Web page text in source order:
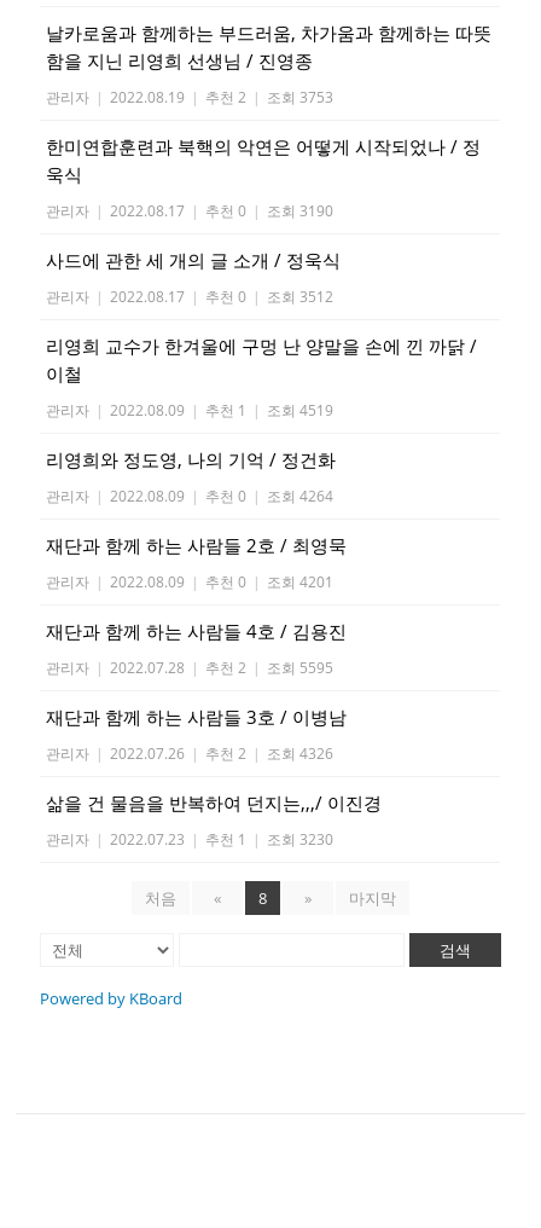
날카로움과 함께하는 부드러움, 차가움과 함께하는 따뜻
함을 지닌 리영희 선생님 / 진영종
관리자 | 2022.08.19 | 추천 2 | 조회 3753
한미연합훈련과 북핵의 악연은 어떻게 시작되었나 / 정
욱식
관리자 | 2022.08.17 | 추천 0 | 조회 3190
사드에 관한 세 개의 글 소개 / 정욱식
관리자 | 2022.08.17 | 추천 0 | 조회 3512
리영희 교수가 한겨울에 구멍 난 양말을 손에 낀 까닭 /
이철
관리자 | 2022.08.09 | 추천 1 | 조회 4519
리영희와 정도영, 나의 기억 / 정건화
관리자 | 2022.08.09 | 추천 0 | 조회 4264
재단과 함께 하는 사람들 2호 / 최영묵
관리자 | 2022.08.09 | 추천 0 | 조회 4201
재단과 함께 하는 사람들 4호 / 김용진
관리자 | 2022.07.28 | 추천 2 | 조회 5595
재단과 함께 하는 사람들 3호 / 이병남
관리자 | 2022.07.26 | 추천 2 | 조회 4326
삶을 건 물음을 반복하여 던지는,,,/ 이진경
관리자 | 2022.07.23 | 추천 1 | 조회 3230
처음 « 8 » 마지막
검색
Powered by KBoard